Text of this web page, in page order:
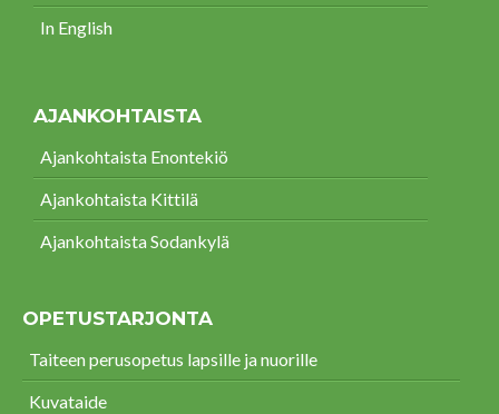
In English
AJANKOHTAISTA
Ajankohtaista Enontekiö
Ajankohtaista Kittilä
Ajankohtaista Sodankylä
OPETUSTARJONTA
Taiteen perusopetus lapsille ja nuorille
Kuvataide